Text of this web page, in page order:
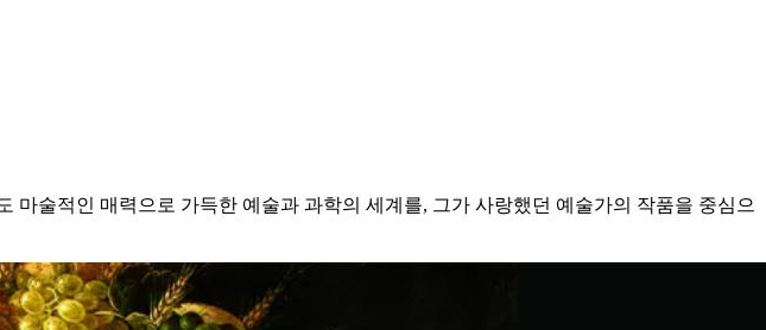
마술적인 매력으로 가득한 예술과 과학의 세계를, 그가 사랑했던 예술가의 작품을 중심으